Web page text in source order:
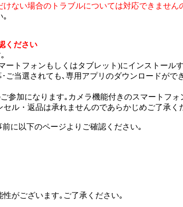
ない場合のトラブルについては対応できません
｡
ください
トフォンもしくはタブレット)にインストール
当選されても､専用アプリのダウンロードが
加になります｡カメラ機能付きのスマートフ
ル・返品は承れませんのであらかじめご了承く
に以下のページよりご確認ください｡
がございます｡ご了承ください｡